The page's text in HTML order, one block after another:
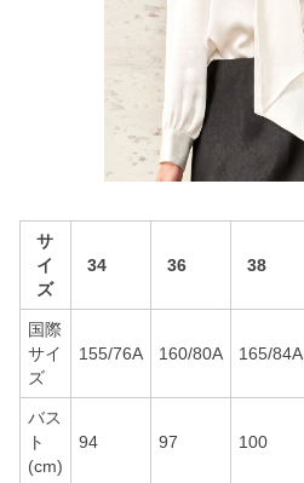
サ
イ
ズ
34 36 38
国際
サイ
ズ
155/76A 160/80A 165/84A
バス
ト
(cm)
94 97 100